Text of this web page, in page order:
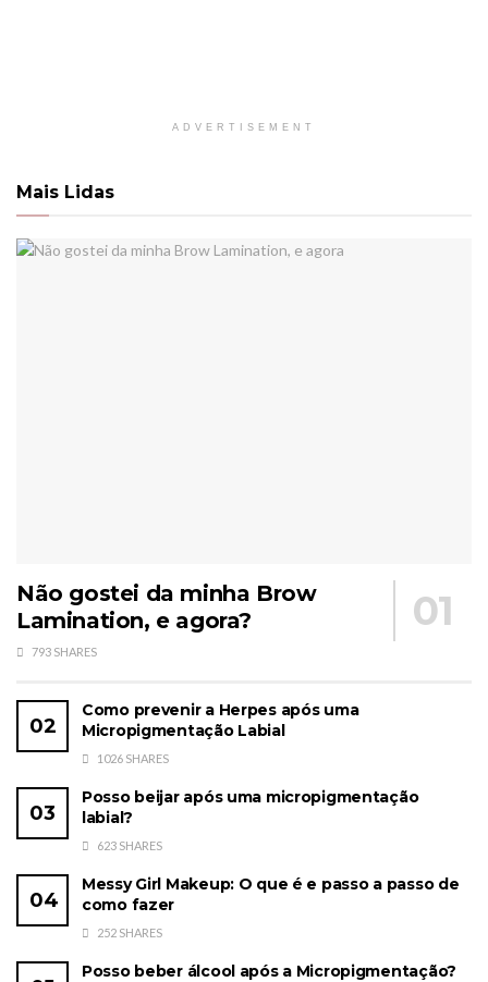
ADVERTISEMENT
Mais Lidas
Não gostei da minha Brow
Lamination, e agora?
793 SHARES
Como prevenir a Herpes após uma
Micropigmentação Labial
1026 SHARES
Posso beijar após uma micropigmentação
labial?
623 SHARES
Messy Girl Makeup: O que é e passo a passo de
como fazer
252 SHARES
Posso beber álcool após a Micropigmentação?